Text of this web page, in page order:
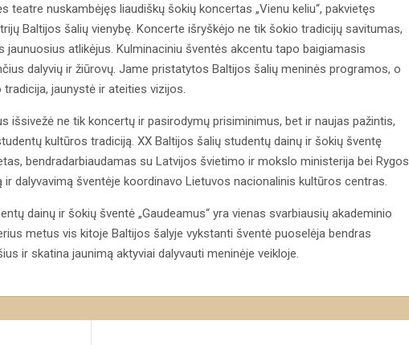
teatre nuskambėjęs liaudiškų šokių koncertas „Vienu keliu“, pakvietęs
Baltijos šalių vienybę. Koncerte išryškėjo ne tik šokio tradicijų savitumas,
atlikėjus. Kulminaciniu šventės akcentu tapo baigiamasis
dalyvių ir žiūrovų. Jame pristatytos Baltijos šalių meninės programos, o
jaunystė ir ateities vizijos.
išsivežė ne tik koncertų ir pasirodymų prisiminimus, bet ir naujas pažintis,
kultūros tradiciją. XX Baltijos šalių studentų dainų ir šokių šventę
bendradarbiaudamas su Latvijos švietimo ir mokslo ministerija bei Rygos
dalyvavimą šventėje koordinavo Lietuvos nacionalinis kultūros centras.
dainų ir šokių šventė „Gaudeamus“ yra vienas svarbiausių akademinio
metus vis kitoje Baltijos šalyje vykstanti šventė puoselėja bendras
ir skatina jaunimą aktyviai dalyvauti meninėje veikloje.